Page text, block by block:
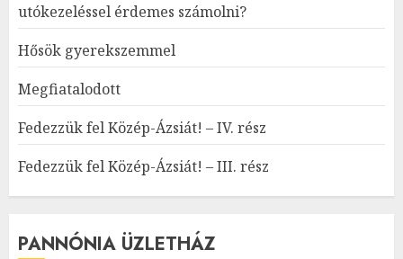
utókezeléssel érdemes számolni?
Hősök gyerekszemmel
Megfiatalodott
Fedezzük fel Közép-Ázsiát! – IV. rész
Fedezzük fel Közép-Ázsiát! – III. rész
PANNÓNIA ÜZLETHÁZ